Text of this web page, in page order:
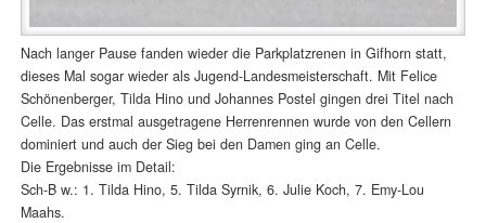
Nach langer Pause fanden wieder die Parkplatzrenen in Gifhorn statt,
dieses Mal sogar wieder als Jugend-Landesmeisterschaft. Mit Felice
Schönenberger, Tilda Hino und Johannes Postel gingen drei Titel nach
Celle. Das erstmal ausgetragene Herrenrennen wurde von den Cellern
dominiert und auch der Sieg bei den Damen ging an Celle.
Die Ergebnisse im Detail:
Sch-B w.: 1. Tilda Hino, 5. Tilda Syrnik, 6. Julie Koch, 7. Emy-Lou
Maahs.